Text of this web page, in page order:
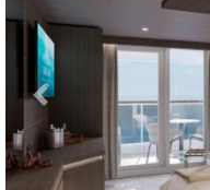
Previous